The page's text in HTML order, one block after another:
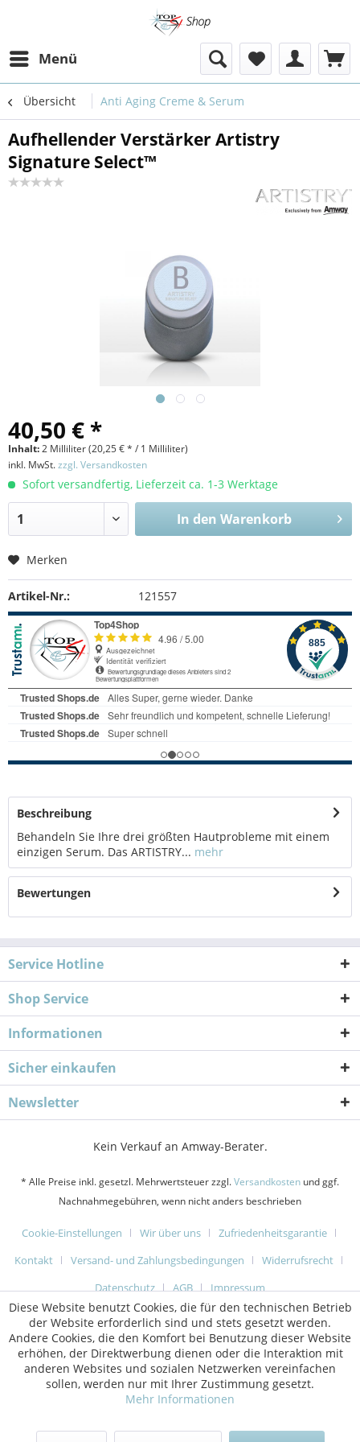
Menü
Übersicht Anti Aging Creme & Serum
Aufhellender Verstärker Artistry
Signature Select™
40,50 € *
Inhalt:2 Milliliter (20,25 €* / 1 Milliliter)
inkl. MwSt.zzgl. Versandkosten
Sofort versandfertig, Lieferzeit ca. 1-3 Werktage
In den Warenkorb
Merken
Artikel-Nr.: 121557
Beschreibung
Behandeln Sie Ihre drei größten Hautprobleme mit einem
einzigen Serum. Das ARTISTRY... mehr
Bewertungen
Service Hotline
Shop Service
Informationen
Sicher einkaufen
Newsletter
Kein Verkauf an Amway-Berater.
* Alle Preise inkl. gesetzl. Mehrwertsteuer zzgl.Versandkosten und ggf.
Nachnahmegebühren, wenn nicht anders beschrieben
Cookie-Einstellungen Wir über uns
Zufriedenheitsgarantie
Kontakt
Versand- und Zahlungsbedingungen
Widerrufsrecht
Datenschutz
AGB Impressum
Diese Website benutzt Cookies, die für den technischen Betrieb
der Website erforderlich sind und stets gesetzt werden.
Andere Cookies, die den Komfort bei Benutzung dieser Website
erhöhen, der Direktwerbung dienen oder die Interaktion mit
anderen Websites und sozialen Netzwerken vereinfachen
sollen, werden nur mit Ihrer Zustimmung gesetzt.
Mehr Informationen